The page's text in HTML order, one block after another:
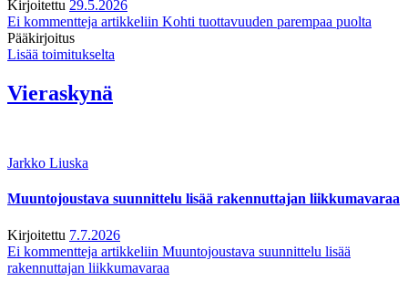
Kirjoitettu 29.5.2026
Ei kommentteja artikkeliin Kohti tuottavuuden parempaa puolta
Pääkirjoitus
Lisää toimitukselta
Vieraskynä
Jarkko Liuska
Muuntojoustava suunnittelu lisää rakennuttajan liikkumavaraa
Kirjoitettu 7.7.2026
Ei kommentteja artikkeliin Muuntojoustava suunnittelu lisää
rakennuttajan liikkumavaraa